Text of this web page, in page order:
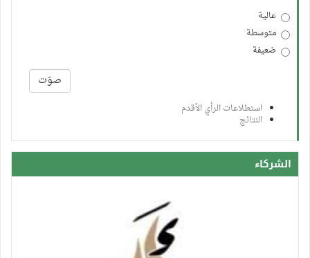
عالية
متوسطة
ضعيفة
صوّت
استطلاعات الرأي الأقدم
النتائج
الشركاء